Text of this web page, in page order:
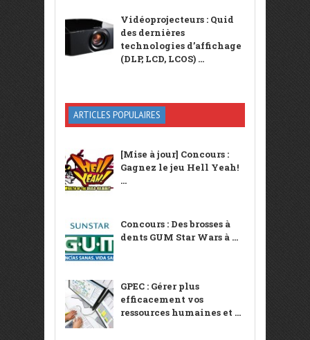
Vidéoprojecteurs : Quid
des dernières
technologies d’affichage
(DLP, LCD, LCOS) ...
ARTICLES POPULAIRES
[Mise à jour] Concours :
Gagnez le jeu Hell Yeah!
...
Concours : Des brosses à
dents GUM Star Wars à ...
GPEC : Gérer plus
efficacement vos
ressources humaines et ...